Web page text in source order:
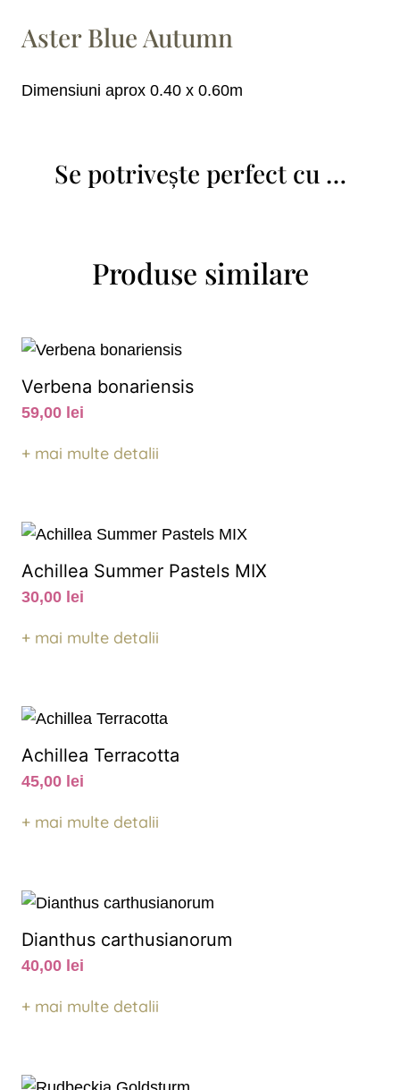
Aster Blue Autumn
Dimensiuni aprox 0.40 x 0.60m
Se potrivește perfect cu …
Produse similare
Verbena bonariensis
59,00 lei
+ mai multe detalii
Achillea Summer Pastels MIX
30,00 lei
+ mai multe detalii
Achillea Terracotta
45,00 lei
+ mai multe detalii
Dianthus carthusianorum
40,00 lei
+ mai multe detalii